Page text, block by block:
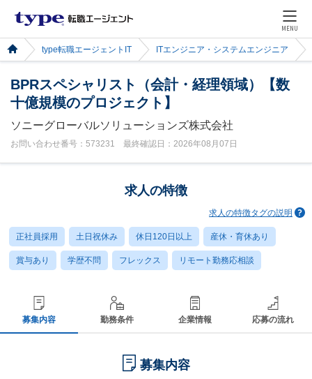
MENU
type転職エージェントIT ITエンジニア・システムエンジニア
BPRスペシャリスト（会計・経理領域）【数
十億規模のプロジェクト】
ソニーグローバルソリューションズ株式会社
お問い合わせ番号：573231 最終確認日：2026年08月07日
求人の特徴
求人の特徴タグの説明
正社員採用 土日祝休み 休日120日以上 産休・育休あり
賞与あり 学歴不問 フレックス リモート勤務応相談
募集内容 勤務条件 企業情報 応募の流れ
募集内容